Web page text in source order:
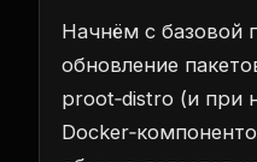
Начнём с базовой
обновление
proot‑distro (и при